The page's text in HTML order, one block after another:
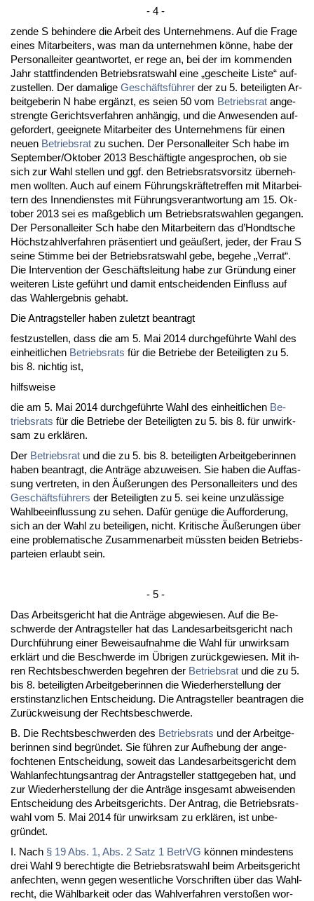
- 4 -
zen­de S be­hin­de­re die Ar­beit des Un­ter­neh­mens. Auf die Fra­ge
ei­nes Mit­ar­bei­ters, was man da un­ter­neh­men könne, ha­be der
Per­so­nal­lei­ter ge­ant­wor­tet, er re­ge an, bei der im kom­men­den
Jahr statt­fin­den­den Be­triebs­rats­wahl ei­ne „ge­schei­te Lis­te“ auf­
zu­stel­len. Der da­ma­li­ge Geschäftsführer der zu 5. be­tei­lig­ten Ar­
beit­ge­be­rin N ha­be ergänzt, es sei­en 50 vom Be­triebs­rat an­ge­
streng­te Ge­richts­ver­fah­ren anhängig, und die An­we­sen­den auf­
ge­for­dert, ge­eig­ne­te Mit­ar­bei­ter des Un­ter­neh­mens für ei­nen
neu­en Be­triebs­rat zu su­chen. Der Per­so­nal­lei­ter Sch ha­be im
Sep­tem­ber/Ok­to­ber 2013 Beschäftig­te an­ge­spro­chen, ob sie
sich zur Wahl stel­len und ggf. den Be­triebs­rats­vor­sitz über­neh­
men woll­ten. Auch auf ei­nem Führungs­kräfte­tref­fen mit Mit­ar­bei­
tern des In­nen­diens­tes mit Führungs­ver­ant­wor­tung am 15. Ok­
to­ber 2013 sei es maßgeb­lich um Be­triebs­rats­wah­len ge­gan­gen.
Der Per­so­nal­lei­ter Sch ha­be den Mit­ar­bei­tern das d’Hondt­sche
Höchst­zahl­ver­fah­ren präsen­tiert und geäußert, je­der, der Frau S
sei­ne Stim­me bei der Be­triebs­rats­wahl ge­be, be­ge­he „Ver­rat“.
Die In­ter­ven­ti­on der Geschäfts­lei­tung ha­be zur Gründung ei­ner
wei­te­ren Lis­te geführt und da­mit ent­schei­den­den Ein­fluss auf
das Wahl­er­geb­nis ge­habt.
Die An­trag­stel­ler ha­ben zu­letzt be­an­tragt
fest­zu­stel­len, dass die am 5. Mai 2014 durch­geführ­te Wahl des
ein­heit­li­chen Be­triebs­rats für die Be­trie­be der Be­tei­lig­ten zu 5.
bis 8. nich­tig ist,
hilfs­wei­se
die am 5. Mai 2014 durch­geführ­te Wahl des ein­heit­li­chen Be­
triebs­rats für die Be­trie­be der Be­tei­lig­ten zu 5. bis 8. für un­wirk­
sam zu erklären.
Der Be­triebs­rat und die zu 5. bis 8. be­tei­lig­ten Ar­beit­ge­be­rin­nen
ha­ben be­an­tragt, die Anträge ab­zu­wei­sen. Sie ha­ben die Auf­fas­
sung ver­tre­ten, in den Äußerun­gen des Per­so­nal­lei­ters und des
Geschäftsführers der Be­tei­lig­ten zu 5. sei kei­ne un­zulässi­ge
Wahl­be­ein­flus­sung zu se­hen. Dafür genüge die Auf­for­de­rung,
sich an der Wahl zu be­tei­li­gen, nicht. Kri­ti­sche Äußerun­gen über
ei­ne pro­ble­ma­ti­sche Zu­sam­men­ar­beit müss­ten bei­den Be­triebs­
par­tei­en er­laubt sein.
- 5 -
Das Ar­beits­ge­richt hat die Anträge ab­ge­wie­sen. Auf die Be­
schwer­de der An­trag­stel­ler hat das Lan­des­ar­beits­ge­richt nach
Durchführung ei­ner Be­weis­auf­nah­me die Wahl für un­wirk­sam
erklärt und die Be­schwer­de im Übri­gen zurück­ge­wie­sen. Mit ih­
ren Rechts­be­schwer­den be­geh­ren der Be­triebs­rat und die zu 5.
bis 8. be­tei­lig­ten Ar­beit­ge­be­rin­nen die Wie­der­her­stel­lung der
erst­in­stanz­li­chen Ent­schei­dung. Die An­trag­stel­ler be­an­tra­gen die
Zurück­wei­sung der Rechts­be­schwer­de.
B. Die Rechts­be­schwer­den des Be­triebs­rats und der Ar­beit­ge­
be­rin­nen sind be­gründet. Sie führen zur Auf­he­bung der an­ge­
foch­te­nen Ent­schei­dung, so­weit das Lan­des­ar­beits­ge­richt dem
Wahl­an­fech­tungs­an­trag der An­trag­stel­ler statt­ge­ge­ben hat, und
zur Wie­der­her­stel­lung der die Anträge ins­ge­samt ab­wei­sen­den
Ent­schei­dung des Ar­beits­ge­richts. Der An­trag, die Be­triebs­rats­
wahl vom 5. Mai 2014 für un­wirk­sam zu erklären, ist un­be­
gründet.
I. Nach § 19 Abs. 1, Abs. 2 Satz 1 Be­trVG können min­des­tens
drei Wahl 9 be­rech­tig­te die Be­triebs­rats­wahl beim Ar­beits­ge­richt
an­fech­ten, wenn ge­gen we­sent­li­che Vor­schrif­ten über das Wahl­
recht, die Wähl­bar­keit oder das Wahl­ver­fah­ren ver­s­toßen wor­